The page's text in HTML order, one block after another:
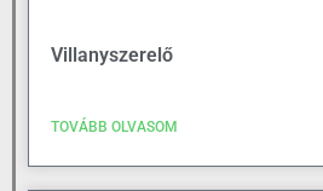
Villanyszerelő
TOVÁBB OLVASOM